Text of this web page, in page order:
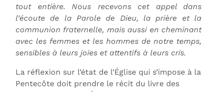
tout entière. Nous recevons cet appel dans
l’écoute de la Parole de Dieu, la prière et la
communion fraternelle, mais aussi en cheminant
avec les femmes et les hommes de notre temps,
sensibles à leurs joies et attentifs à leurs cris.
La réflexion sur l’état de l’Église qui s’impose à la
Pentecôte doit prendre le récit du livre des